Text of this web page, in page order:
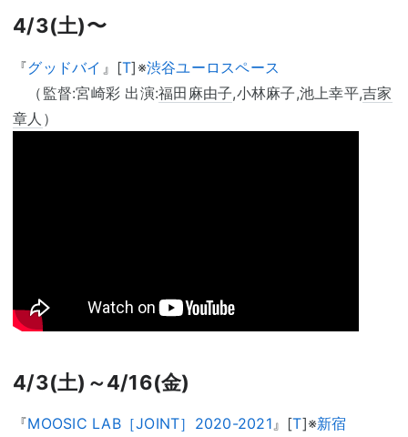
4/3(土)〜
『グッドバイ 』[T]※渋谷ユーロスペース
（監督:宮崎彩 出演:福田麻由子,小林麻子,池上幸平,吉家
章人 ）
4/3(土)～4/16(金)
『MOOSIC LAB［JOINT］2020-2021』[T]※新宿